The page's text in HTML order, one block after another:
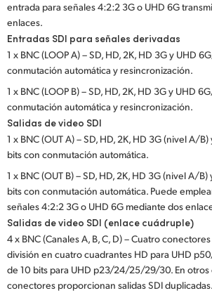
España
Sweden
Chinese Taipei
Turkey
UAE
United Kingdom
United States
entrada para señales 4:2:2 3G o UHD 6G
enlaces.
Entradas SDI para señales derivadas
1 x BNC (LOOP A) – SD, HD, 2K, HD 3G y UHD
conmutación automática y resincronización.
1 x BNC (LOOP B) – SD, HD, 2K, HD 3G y UHD
conmutación automática y resincronización.
Salidas de video SDI
1 x BNC (OUT A) – SD, HD, 2K, HD 3G (nivel A/
bits con conmutación automática.
1 x BNC (OUT B) – SD, HD, 2K, HD 3G (nivel A/
bits con conmutación automática. Puede
señales 4:2:2 3G o UHD 6G mediante dos
Salidas de video SDI (enlace cuádruple)
4 x BNC (Canales A, B, C, D) – Cuatro
división en cuatro cuadrantes HD para UHD
de 10 bits para UHD p23/24/25/29/30. En otros
conectores proporcionan salidas SDI duplicadas.